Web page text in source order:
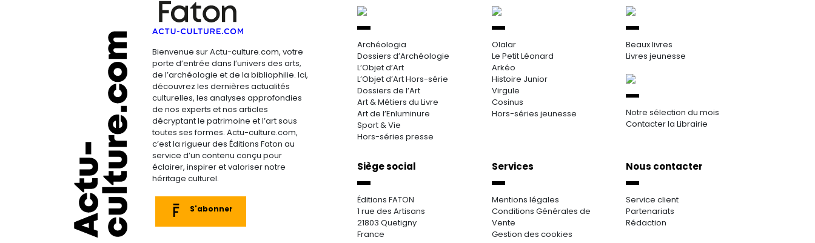
Bienvenue sur Actu-culture.com, votre
porte d’entrée dans l’univers des arts,
de l’archéologie et de la bibliophilie. Ici,
découvrez les dernières actualités
culturelles, les analyses approfondies
de nos experts et nos articles
décryptant le patrimoine et l’art sous
toutes ses formes. Actu-culture.com,
c’est la rigueur des Éditions Faton au
service d’un contenu conçu pour
éclairer, inspirer et valoriser notre
héritage culturel.
S'abonner
Archéologia
Dossiers d’Archéologie
L’Objet d’Art
L’Objet d’Art Hors-série
Dossiers de l’Art
Art & Métiers du Livre
Art de l’Enluminure
Sport & Vie
Hors-séries presse
Olalar
Le Petit Léonard
Arkéo
Histoire Junior
Virgule
Cosinus
Hors-séries jeunesse
Beaux livres
Livres jeunesse
Notre sélection du mois
Contacter la Librairie
Siège social
Éditions FATON
1 rue des Artisans
21803 Quetigny
France
Services
Mentions légales
Conditions Générales de
Vente
Gestion des cookies
Nous contacter
Service client
Partenariats
Rédaction